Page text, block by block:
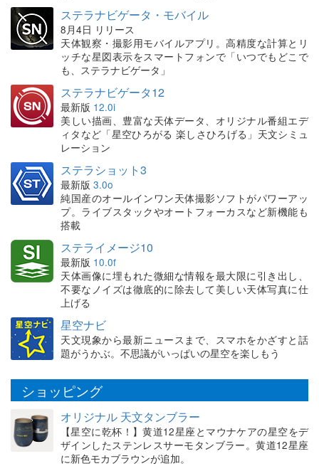
ステラナビゲータ・モバイル
8月4日 リリース
天体観察・撮影用モバイルアプリ。高精度な計算とリ
ッチな星図表示をスマートフォンで「いつでもどこで
も、ステラナビゲータ」
ステラナビゲータ12
最新版 12.0i
美しい描画、豊富な天体データ、オリジナル番組エデ
ィタなど「星空ひろがる 楽しさひろげる」天文シミュ
レーション
ステラショット3
最新版 3.0o
純国産のオールインワン天体撮影ソフトがパワーアッ
プ。ライブスタックやオートフォーカスなど新機能も
搭載
ステライメージ10
最新版 10.0f
天体画像に埋もれた微細な情報を最大限に引き出し、
不要なノイズは徹底的に除去して美しい天体写真に仕
上げる
星空ナビ
天文現象から最新ニュースまで、スマホをかざすと話
題がうかぶ。不思議がいっぱいの星空を楽しもう
ショッピング
オリジナル 天文タンブラー
【星空に乾杯！】黄道12星座とマウナケアの星空をデ
ザインしたステンレスサーモタンブラー。黄道12星座
に新色モカブラウンが追加。